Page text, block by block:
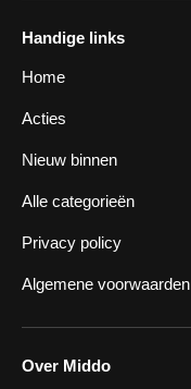
Handige links
Home
Acties
Nieuw binnen
Alle categorieën
Privacy policy
Algemene voorwaarden
Over Middo